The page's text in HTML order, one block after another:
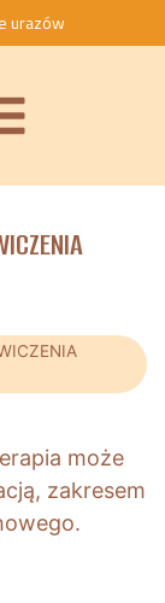
urazów
może
zakresem